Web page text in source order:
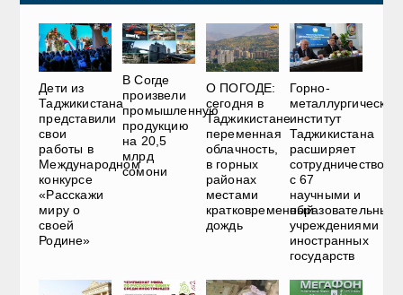
Дети из
Таджикистана
представили
свои
работы в
Международном
конкурсе
«Расскажи
миру о
своей
Родине»
В Согде
произвели
промышленную
продукцию
на 20,5
млрд
сомони
О ПОГОДЕ:
сегодня в
Таджикистане
переменная
облачность,
в горных
районах
местами
кратковременный
дождь
Горно-
металлургический
институт
Таджикистана
расширяет
сотрудничество
с 67
научными и
учреждениями
иностранных
государств